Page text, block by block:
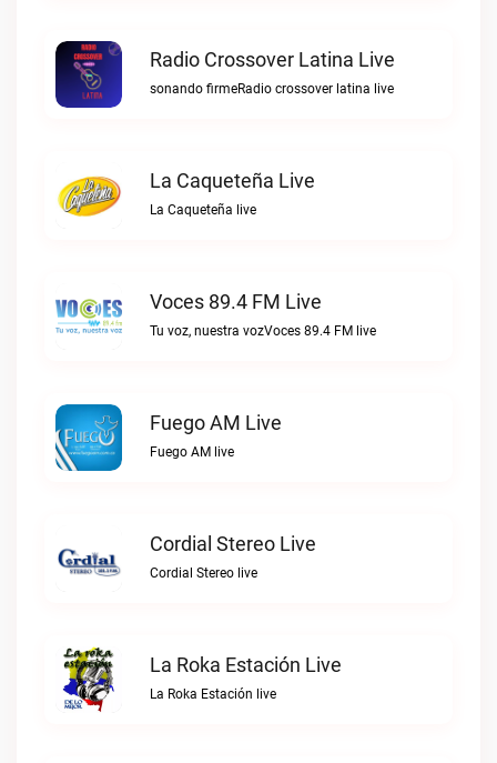
Radio Crossover Latina Live
sonando firmeRadio crossover latina live
La Caqueteña Live
La Caqueteña live
Voces 89.4 FM Live
Tu voz, nuestra vozVoces 89.4 FM live
Fuego AM Live
Fuego AM live
Cordial Stereo Live
Cordial Stereo live
La Roka Estación Live
La Roka Estación live